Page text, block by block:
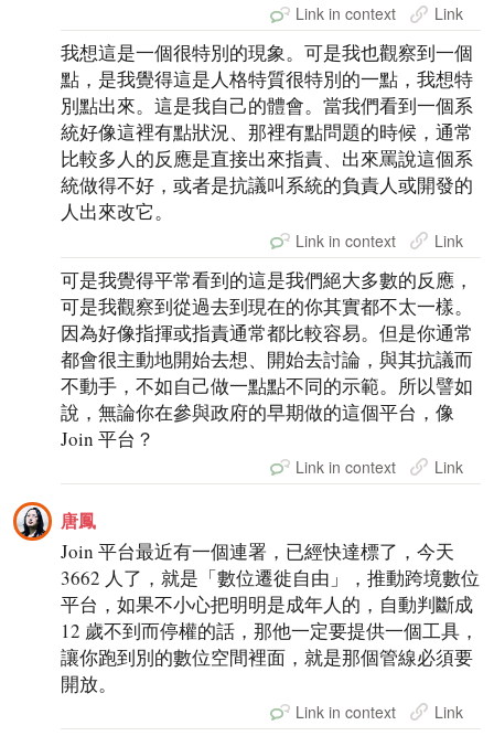
Link in context Link
我想這是一個很特別的現象。可是我也觀察到一個
點，是我覺得這是人格特質很特別的一點，我想特
別點出來。這是我自己的體會。當我們看到一個系
統好像這裡有點狀況、那裡有點問題的時候，通常
比較多人的反應是直接出來指責、出來罵說這個系
統做得不好，或者是抗議叫系統的負責人或開發的
人出來改它。
Link in context Link
可是我覺得平常看到的這是我們絕大多數的反應，
可是我觀察到從過去到現在的你其實都不太一樣。
因為好像指揮或指責通常都比較容易。但是你通常
都會很主動地開始去想、開始去討論，與其抗議而
不動手，不如自己做一點點不同的示範。所以譬如
說，無論你在參與政府的早期做的這個平台，像
Join 平台？
Link in context Link
唐鳳
Join 平台最近有一個連署，已經快達標了，今天
3662 人了，就是「數位遷徙自由」，推動跨境數位
平台，如果不小心把明明是成年人的，自動判斷成
12 歲不到而停權的話，那他一定要提供一個工具，
讓你跑到別的數位空間裡面，就是那個管線必須要
開放。
Link in context Link